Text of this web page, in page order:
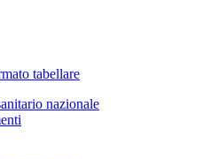
tabellare
nazionale